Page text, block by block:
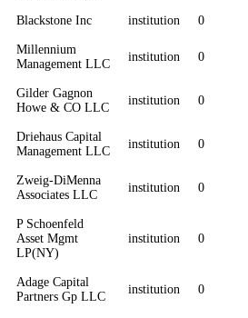
Blackstone Inc institution 0
Millennium
Management LLC
institution 0
Gilder Gagnon
Howe & CO LLC
institution 0
Driehaus Capital
Management LLC
institution 0
Zweig-DiMenna
Associates LLC
institution 0
P Schoenfeld
Asset Mgmt
LP(NY)
institution 0
Adage Capital
Partners Gp LLC
institution 0